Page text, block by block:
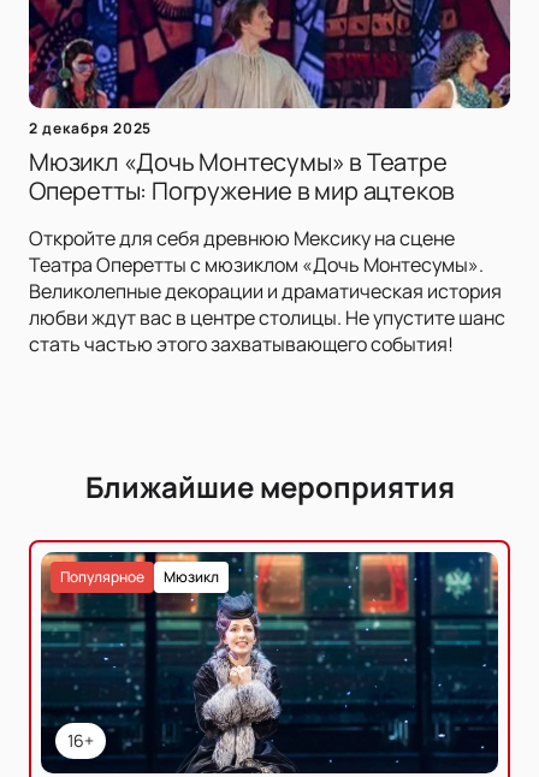
2 декабря 2025
Мюзикл «Дочь Монтесумы» в Театре
Оперетты: Погружение в мир ацтеков
Откройте для себя древнюю Мексику на сцене
Театра Оперетты с мюзиклом «Дочь Монтесумы».
Великолепные декорации и драматическая история
любви ждут вас в центре столицы. Не упустите шанс
стать частью этого захватывающего события!
Ближайшие мероприятия
16+
Мюзикл
Популярное